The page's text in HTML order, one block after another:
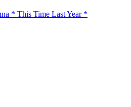
* This Time Last Year *